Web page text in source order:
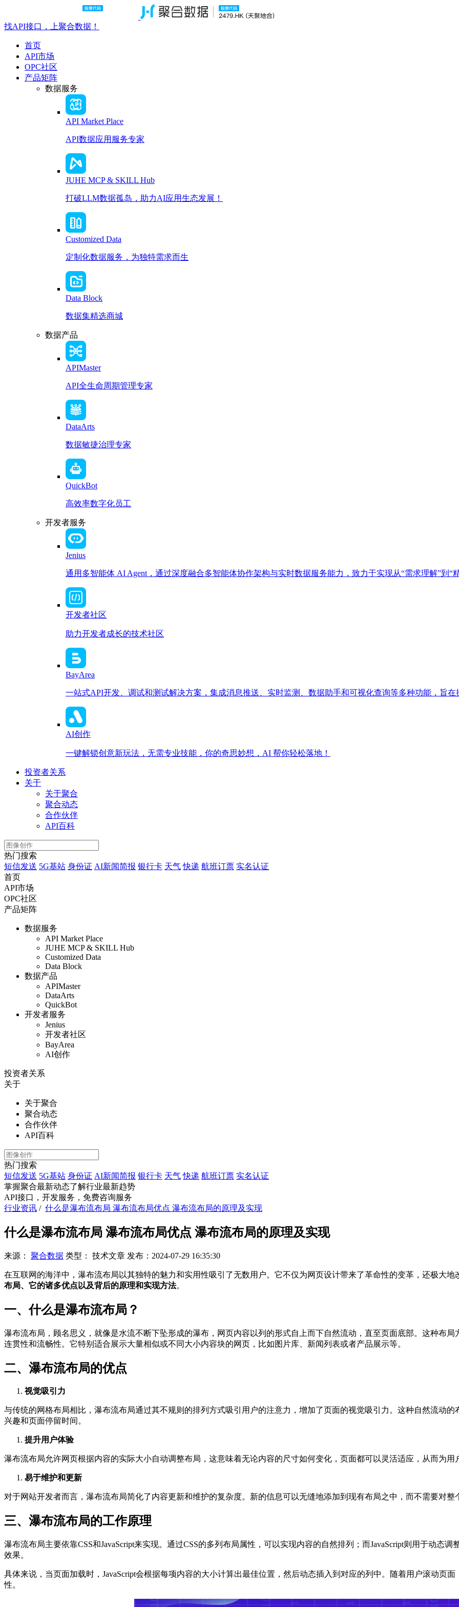
找API接口，上聚合数据！
首页
API市场
OPC社区
产品矩阵
数据服务
API Market Place
API数据应用服务专家
JUHE MCP & SKILL Hub
打破LLM数据孤岛，助力AI应用生态发展！
Customized Data
定制化数据服务，为独特需求而生
Data Block
数据集精选商城
数据产品
APIMaster
API全生命周期管理专家
DataArts
数据敏捷治理专家
QuickBot
高效率数字化员工
开发者服务
Jenius
通用多智能体 AI Agent，通过深度融合多智能体协作架构与实时数据服务能力，致力于实现从“需求理解”到“
开发者社区
助力开发者成长的技术社区
BayArea
一站式API开发、调试和测试解决方案，集成消息推送、实时监测、数据助手和可视化查询等多种功能，旨在
AI创作
一键解锁创意新玩法，无需专业技能，你的奇思妙想，AI 帮你轻松落地！
投资者关系
关于
关于聚合
聚合动态
合作伙伴
API百科
热门搜索
短信发送 5G基站 身份证 AI新闻简报 银行卡 天气 快递 航班订票 实名认证
首页
API市场
OPC社区
产品矩阵
数据服务
API Market Place
JUHE MCP & SKILL Hub
Customized Data
Data Block
数据产品
APIMaster
DataArts
QuickBot
开发者服务
Jenius
开发者社区
BayArea
AI创作
投资者关系
关于
关于聚合
聚合动态
合作伙伴
API百科
热门搜索
短信发送 5G基站 身份证 AI新闻简报 银行卡 天气 快递 航班订票 实名认证
掌握聚合最新动态了解行业最新趋势
API接口，开发服务，免费咨询服务
行业资讯 / 什么是瀑布流布局 瀑布流布局优点 瀑布流布局的原理及实现
什么是瀑布流布局 瀑布流布局优点 瀑布流布局的原理及实现
来源： 聚合数据 类型： 技术文章 发布： 2024-07-29 16:35:30
在互联网的海洋中，瀑布流布局以其独特的魅力和实用性吸引了无数用户。它不仅为网页设计带来了革命性的变革，还极大
布局、它的诸多优点以及背后的原理和实现方法。
一、什么是瀑布流布局？
瀑布流布局，顾名思义，就像是水流不断下坠形成的瀑布，网页内容以列的形式自上而下自然流动，直至页面底部。这种布
连贯性和流畅性。它特别适合展示大量相似或不同大小内容块的网页，比如图片库、新闻列表或者产品展示等。
二、瀑布流布局的优点
视觉吸引力
与传统的网格布局相比，瀑布流布局通过其不规则的排列方式吸引用户的注意力，增加了页面的视觉吸引力。这种自然流动
兴趣和页面停留时间。
提升用户体验
瀑布流布局允许网页根据内容的实际大小自动调整布局，这意味着无论内容的尺寸如何变化，页面都可以灵活适应，从而为用
易于维护和更新
对于网站开发者而言，瀑布流布局简化了内容更新和维护的复杂度。新的信息可以无缝地添加到现有布局之中，而不需要对整
三、瀑布流布局的工作原理
瀑布流布局主要依靠CSS和JavaScript来实现。通过CSS的多列布局属性，可以实现内容的自然排列；而JavaScript则用于动态
效果。
具体来说，当页面加载时，JavaScript会根据每项内容的大小计算出最佳位置，然后动态插入到对应的列中。随着用户滚动页
性。